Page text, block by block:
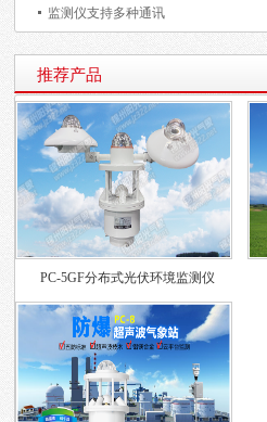
监测仪支持多种通讯
推荐产品
PC-5GF分布式光伏环境监测仪